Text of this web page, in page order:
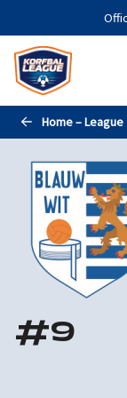
Naar de hoofdinhoud
Home – League
#9